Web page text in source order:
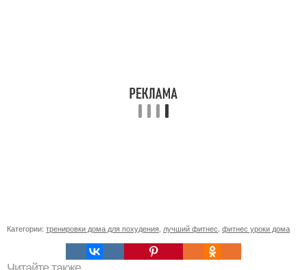
Категории: тренировки дома для похудения лучший фитнес фитнес уроки дома